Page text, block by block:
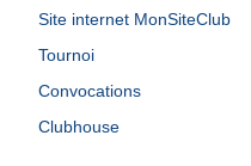
Site internet MonSiteClub
Tournoi
Convocations
Clubhouse